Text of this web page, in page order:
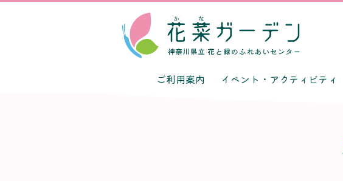
ご利用案内 イベント・アクティビティ